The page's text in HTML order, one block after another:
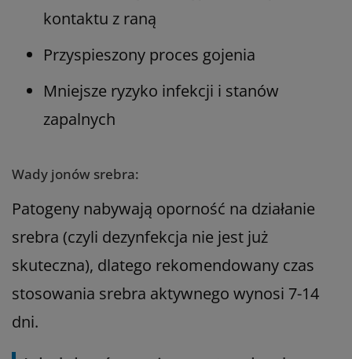
kontaktu z raną
Przyspieszony proces gojenia
Mniejsze ryzyko infekcji i stanów
zapalnych
Wady jonów srebra:
Patogeny nabywają oporność na działanie
srebra (czyli dezynfekcja nie jest już
skuteczna), dlatego rekomendowany czas
stosowania srebra aktywnego wynosi 7-14
dni.